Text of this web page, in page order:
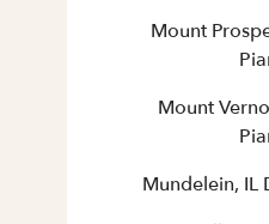
Mount
Mount
Mundelein, IL